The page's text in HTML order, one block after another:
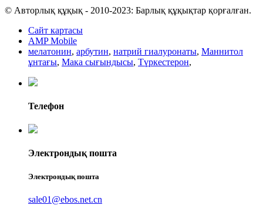
© Авторлық құқық - 2010-2023: Барлық құқықтар қорғалған.
Сайт картасы
AMP Mobile
мелатонин, арбутин, натрий гиалуронаты, Маннитол
ұнтағы, Мака сығындысы, Түркестерон,
Телефон
Электрондық пошта
Электрондық пошта
sale01@ebos.net.cn